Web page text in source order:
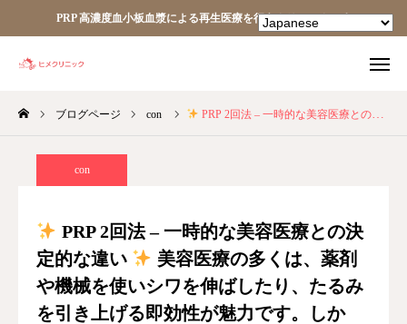
PRP 高濃度血小板血漿による再生医療を行うクリニックです
ブログページ con PRP 2回法 – 一時的な美容医療との決定的な違い
con
PRP 2回法 – 一時的な美容医療との決
定的な違い
美容医療の多くは、薬剤
や機械を使いシワを伸ばしたり、たるみ
を引き上げる即効性が魅力です。しか
TEL facebook
Instagram
あなたの細胞が、あなたを治す。
ヒメクリニック